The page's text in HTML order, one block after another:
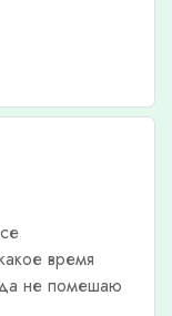
время
не помешаю